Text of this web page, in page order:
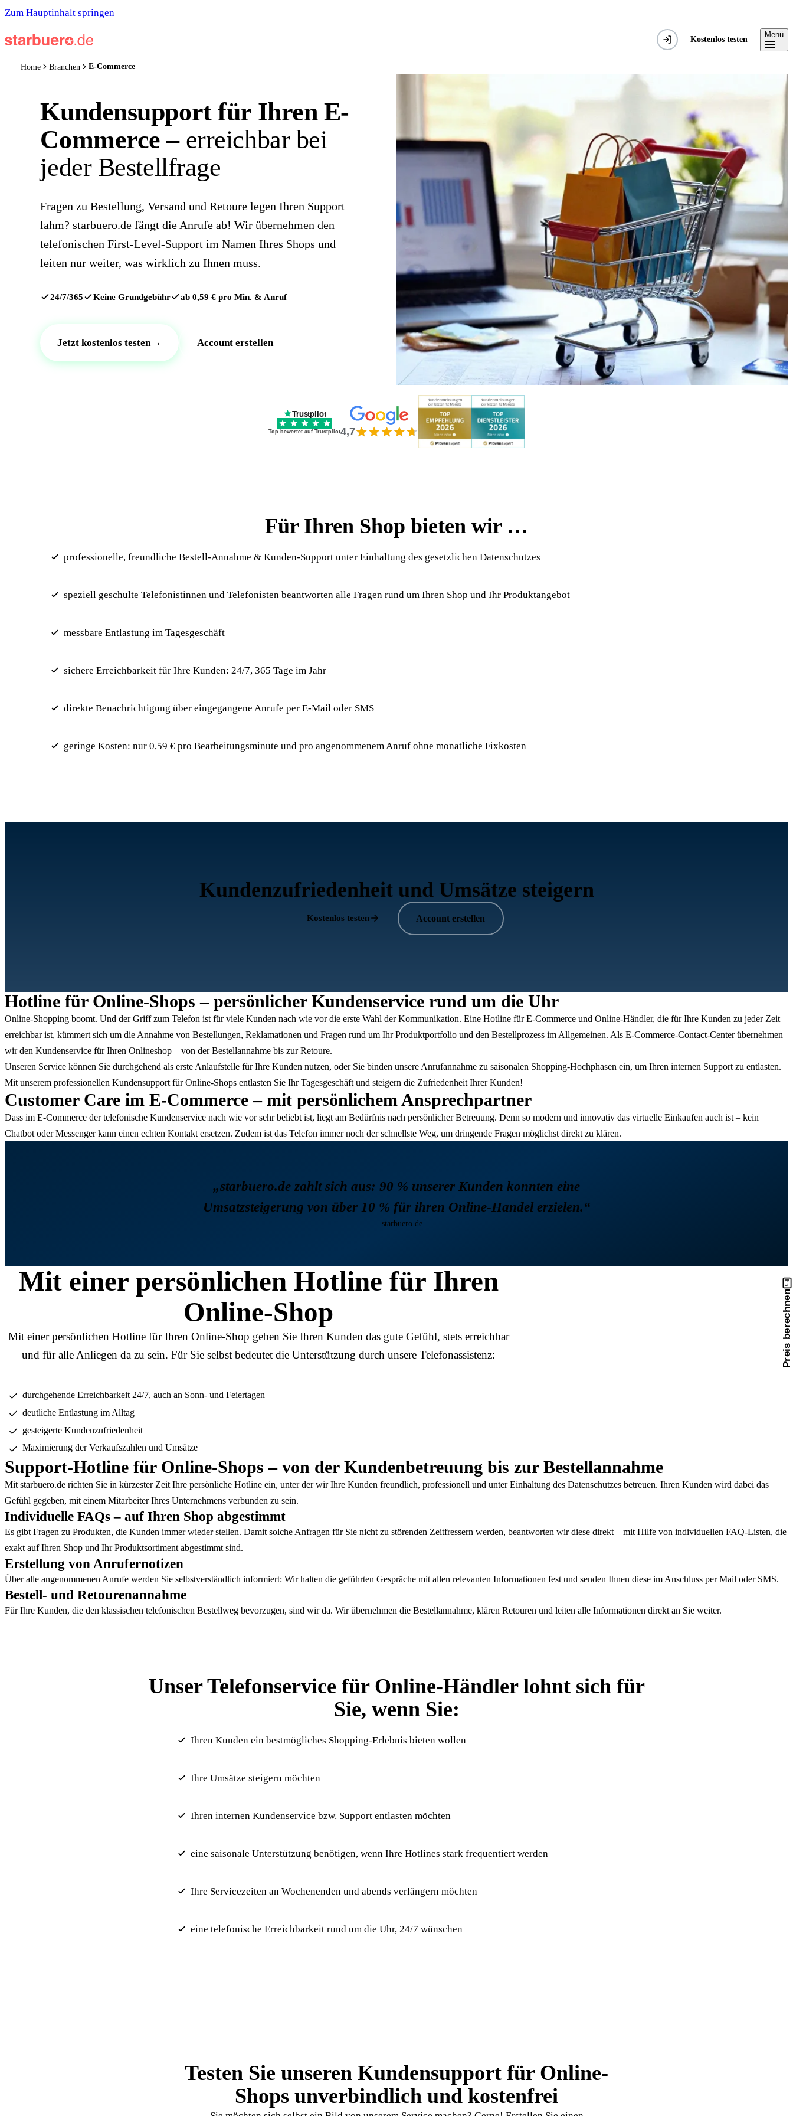
Zum Hauptinhalt springen
Kostenlos testen
Menü
Home Branchen E-Commerce
Kundensupport für Ihren E-
Commerce –erreichbar bei
jeder Bestellfrage
Fragen zu Bestellung, Versand und Retoure legen Ihren Support
lahm? starbuero.de fängt die Anrufe ab! Wir übernehmen den
telefonischen First-Level-Support im Namen Ihres Shops und
leiten nur weiter, was wirklich zu Ihnen muss.
24/7/365 Keine Grundgebühr ab 0,59 € pro Min. & Anruf
Jetzt kostenlos testen→ Account erstellen
Trustpilot
Top bewertet auf Trustpilot4,7
Für Ihren Shop bieten wir …
professionelle, freundliche Bestell-Annahme & Kunden-Support unter Einhaltung des gesetzlichen Datenschutzes
speziell geschulte Telefonistinnen und Telefonisten beantworten alle Fragen rund um Ihren Shop und Ihr Produktangebot
messbare Entlastung im Tagesgeschäft
sichere Erreichbarkeit für Ihre Kunden: 24/7, 365 Tage im Jahr
direkte Benachrichtigung über eingegangene Anrufe per E-Mail oder SMS
geringe Kosten: nur 0,59 € pro Bearbeitungsminute und pro angenommenem Anruf ohne monatliche Fixkosten
Kundenzufriedenheit und Umsätze steigern
Kostenlos testen Account erstellen
Hotline für Online-Shops – persönlicher Kundenservice rund um die Uhr
Online-Shopping boomt. Und der Griff zum Telefon ist für viele Kunden nach wie vor die erste Wahl der Kommunikation. Eine Hotline für E-Commerce und Online-Händler, die für Ihre Kunden zu jeder Zeit
erreichbar ist, kümmert sich um die Annahme von Bestellungen, Reklamationen und Fragen rund um Ihr Produktportfolio und den Bestellprozess im Allgemeinen. Als E-Commerce-Contact-Center übernehmen
wir den Kundenservice für Ihren Onlineshop – von der Bestellannahme bis zur Retoure.
Unseren Service können Sie durchgehend als erste Anlaufstelle für Ihre Kunden nutzen, oder Sie binden unsere Anrufannahme zu saisonalen Shopping-Hochphasen ein, um Ihren internen Support zu entlasten.
Mit unserem professionellen Kundensupport für Online-Shops entlasten Sie Ihr Tagesgeschäft und steigern die Zufriedenheit Ihrer Kunden!
Customer Care im E-Commerce – mit persönlichem Ansprechpartner
Dass im E-Commerce der telefonische Kundenservice nach wie vor sehr beliebt ist, liegt am Bedürfnis nach persönlicher Betreuung. Denn so modern und innovativ das virtuelle Einkaufen auch ist – kein
Chatbot oder Messenger kann einen echten Kontakt ersetzen. Zudem ist das Telefon immer noch der schnellste Weg, um dringende Fragen möglichst direkt zu klären.
„starbuero.de zahlt sich aus: 90 % unserer Kunden konnten eine
Umsatzsteigerung von über 10 % für ihren Online-Handel erzielen.“
— starbuero.de
Mit einer persönlichen Hotline für Ihren
Online-Shop
Mit einer persönlichen Hotline für Ihren Online-Shop geben Sie Ihren Kunden das gute Gefühl, stets erreichbar
und für alle Anliegen da zu sein. Für Sie selbst bedeutet die Unterstützung durch unsere Telefonassistenz:
durchgehende Erreichbarkeit 24/7, auch an Sonn- und Feiertagen
deutliche Entlastung im Alltag
gesteigerte Kundenzufriedenheit
Maximierung der Verkaufszahlen und Umsätze
Support-Hotline für Online-Shops – von der Kundenbetreuung bis zur Bestellannahme
Mit starbuero.de richten Sie in kürzester Zeit Ihre persönliche Hotline ein, unter der wir Ihre Kunden freundlich, professionell und unter Einhaltung des Datenschutzes betreuen. Ihren Kunden wird dabei das
Gefühl gegeben, mit einem Mitarbeiter Ihres Unternehmens verbunden zu sein.
Individuelle FAQs – auf Ihren Shop abgestimmt
Es gibt Fragen zu Produkten, die Kunden immer wieder stellen. Damit solche Anfragen für Sie nicht zu störenden Zeitfressern werden, beantworten wir diese direkt – mit Hilfe von individuellen FAQ-Listen, die
exakt auf Ihren Shop und Ihr Produktsortiment abgestimmt sind.
Erstellung von Anrufernotizen
Über alle angenommenen Anrufe werden Sie selbstverständlich informiert: Wir halten die geführten Gespräche mit allen relevanten Informationen fest und senden Ihnen diese im Anschluss per Mail oder SMS.
Bestell- und Retourenannahme
Für Ihre Kunden, die den klassischen telefonischen Bestellweg bevorzugen, sind wir da. Wir übernehmen die Bestellannahme, klären Retouren und leiten alle Informationen direkt an Sie weiter.
Unser Telefonservice für Online-Händler lohnt sich für
Sie, wenn Sie:
Ihren Kunden ein bestmögliches Shopping-Erlebnis bieten wollen
Ihre Umsätze steigern möchten
Ihren internen Kundenservice bzw. Support entlasten möchten
eine saisonale Unterstützung benötigen, wenn Ihre Hotlines stark frequentiert werden
Ihre Servicezeiten an Wochenenden und abends verlängern möchten
eine telefonische Erreichbarkeit rund um die Uhr, 24/7 wünschen
Testen Sie unseren Kundensupport für Online-
Shops unverbindlich und kostenfrei
Preis berechnen